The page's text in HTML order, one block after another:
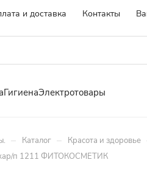
и доставка Контакты
ГигиенаЭлектротовары
– Каталог – Красота и здоровье
кар/п 1211 ФИТОКОСМЕТИК